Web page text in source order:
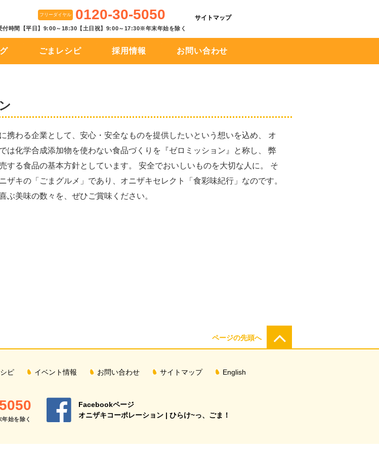
フリーダイヤル 0120-30-5050
付時間【平日】9:00～18:30【土日祝】9:00～17:30※年末年始を除く
サイトマップ
ごまレシピ 採用情報 お問い合わせ
に携わる企業として、安心・安全なものを提供したいという想いを込め、 オ
は化学合成添加物を使わない食品づくりを『ゼロミッション』と称し、 弊
する食品の基本方針としています。 安全でおいしいものを大切な人に。 そ
ザキの「ごまグルメ」であり、オニザキセレクト「食彩味紀行」なのです。
ぶ美味の数々を、ぜひご賞味ください。
ページの先頭へ
ピ イベント情報 お問い合わせ サイトマップ English
始を除く
Facebookページ
オニザキコーポレーション | ひらけ~っ、ごま！